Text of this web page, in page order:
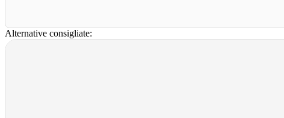
Alternative consigliate: